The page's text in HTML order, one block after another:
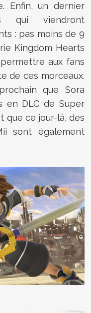
Enfin, un dernier
qui viendront
: pas moins de 9
Kingdom Hearts
aux fans
de ces morceaux.
que Sora
en DLC de Super
que ce jour-là, des
sont également